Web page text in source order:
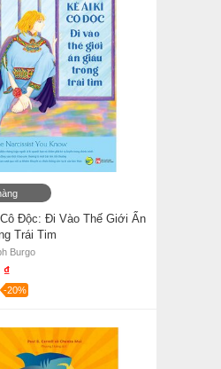
Độc: Đi Vào Thế Giới Ẩn
Trái Tim
Burgo
₫
-20%